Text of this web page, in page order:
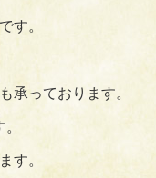
す。
承っております。
す。